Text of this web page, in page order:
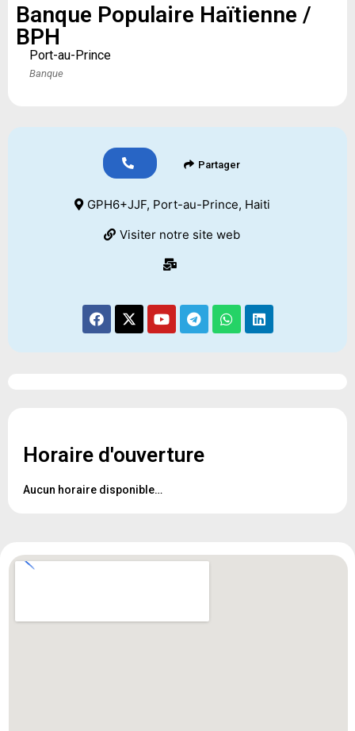
Banque Populaire Haïtienne /
BPH
Port-au-Prince
Banque
Partager
GPH6+JJF, Port-au-Prince, Haiti
Visiter notre site web
Horaire d'ouverture
Aucun horaire disponible…